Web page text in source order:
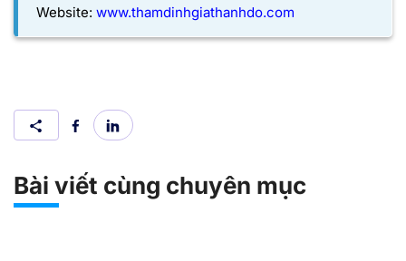
Website: www.thamdinhgiathanhdo.com
Bài viết cùng chuyên mục